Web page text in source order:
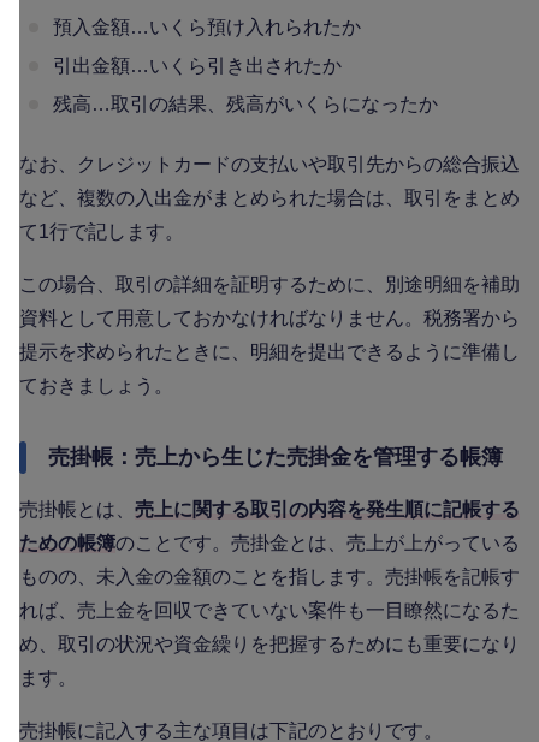
預入金額…いくら預け入れられたか
引出金額…いくら引き出されたか
残高…取引の結果、残高がいくらになったか
なお、クレジットカードの支払いや取引先からの総合振込
など、複数の入出金がまとめられた場合は、取引をまとめ
て1行で記します。
この場合、取引の詳細を証明するために、別途明細を補助
資料として用意しておかなければなりません。税務署から
提示を求められたときに、明細を提出できるように準備し
ておきましょう。
売掛帳：売上から生じた売掛金を管理する帳簿
売掛帳とは、 売上に関する取引の内容を発生順に記帳する
ための帳簿のことです。売掛金とは、売上が上がっている
ものの、未入金の金額のことを指します。売掛帳を記帳す
れば、売上金を回収できていない案件も一目瞭然になるた
め、取引の状況や資金繰りを把握するためにも重要になり
ます。
売掛帳に記入する主な項目は下記のとおりです。